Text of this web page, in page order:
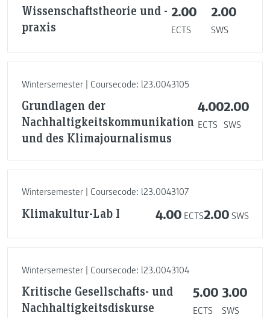
Wissenschaftstheorie und -
praxis
2.00
ECTS
2.00
SWS
Wintersemester | Coursecode: l23.0043105
Grundlagen der
Nachhaltigkeitskommunikation
und des Klimajournalismus
4.00
ECTS
2.00
SWS
Wintersemester | Coursecode: l23.0043107
Klimakultur-Lab I 4.00 ECTS2.00 SWS
Wintersemester | Coursecode: l23.0043104
Kritische Gesellschafts- und
Nachhaltigkeitsdiskurse
5.00
ECTS
3.00
SWS